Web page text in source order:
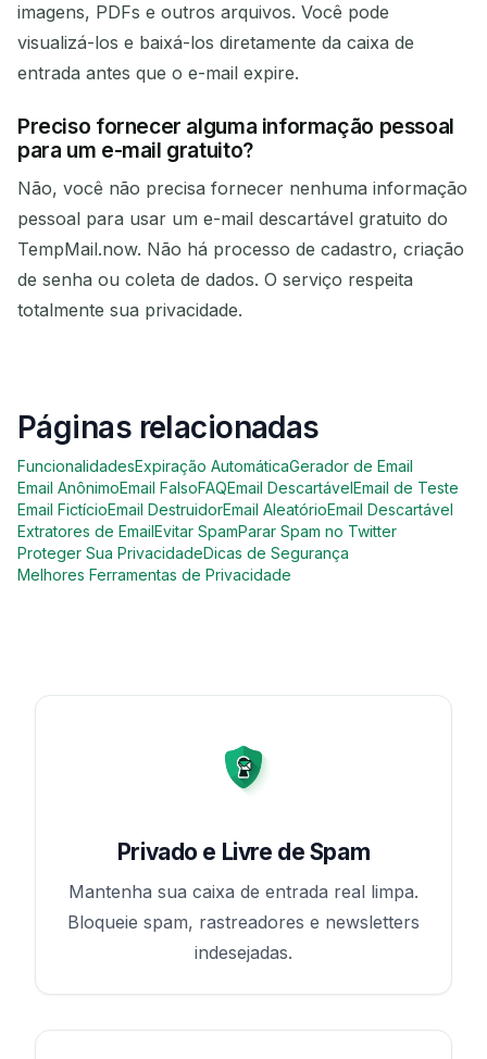
imagens, PDFs e outros arquivos. Você pode
visualizá-los e baixá-los diretamente da caixa de
entrada antes que o e-mail expire.
Preciso fornecer alguma informação pessoal
para um e-mail gratuito?
Não, você não precisa fornecer nenhuma informação
pessoal para usar um e-mail descartável gratuito do
TempMail.now. Não há processo de cadastro, criação
de senha ou coleta de dados. O serviço respeita
totalmente sua privacidade.
Páginas relacionadas
FuncionalidadesExpiração AutomáticaGerador de Email
Email AnônimoEmail FalsoFAQEmail DescartávelEmail de Teste
Email FictícioEmail DestruidorEmail AleatórioEmail Descartável
Extratores de EmailEvitar SpamParar Spam no Twitter
Proteger Sua PrivacidadeDicas de Segurança
Melhores Ferramentas de Privacidade
Privado e Livre de Spam
Mantenha sua caixa de entrada real limpa.
Bloqueie spam, rastreadores e newsletters
indesejadas.